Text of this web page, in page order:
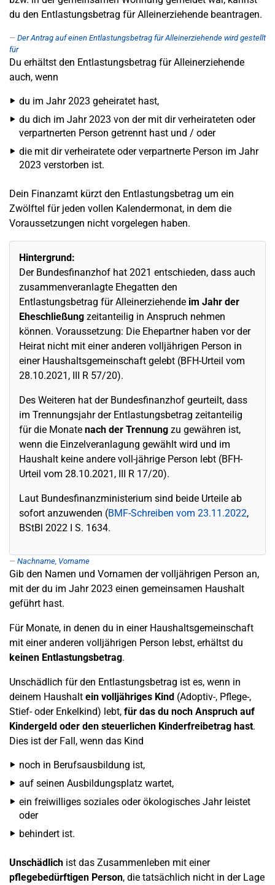
du den Entlastungsbetrag für Alleinerziehende beantragen.
Der Antrag auf einen Entlastungsbetrag für Alleinerziehende wird gestellt
für
Du erhältst den Entlastungsbetrag für Alleinerziehende
auch, wenn
du im Jahr 2023 geheiratet hast,
du dich im Jahr 2023 von der mit dir verheirateten oder
verpartnerten Person getrennt hast und / oder
die mit dir verheiratete oder verpartnerte Person im Jahr
2023 verstorben ist.
Dein Finanzamt kürzt den Entlastungsbetrag um ein
Zwölftel für jeden vollen Kalendermonat, in dem die
Voraussetzungen nicht vorgelegen haben.
Hintergrund:
Der Bundesfinanzhof hat 2021 entschieden, dass auch
zusammenveranlagte Ehegatten den
Entlastungsbetrag für Alleinerziehende im Jahr der
Eheschließung zeitanteilig in Anspruch nehmen
können. Voraussetzung: Die Ehepartner haben vor der
Heirat nicht mit einer anderen volljährigen Person in
einer Haushaltsgemeinschaft gelebt (BFH-Urteil vom
28.10.2021, III R 57/20).
Des Weiteren hat der Bundesfinanzhof geurteilt, dass
im Trennungsjahr der Entlastungsbetrag zeitanteilig
für die Monate nach der Trennung zu gewähren ist,
wenn die Einzelveranlagung gewählt wird und im
Haushalt keine andere voll-jährige Person lebt (BFH-
Urteil vom 28.10.2021, III R 17/20).
Laut Bundesfinanzministerium sind beide Urteile ab
sofort anzuwenden (BMF-Schreiben vom 23.11.2022,
BStBl 2022 I S. 1634.
Nachname, Vorname
Gib den Namen und Vornamen der volljährigen Person an,
mit der du im Jahr 2023 einen gemeinsamen Haushalt
geführt hast.
Für Monate, in denen du in einer Haushaltsgemeinschaft
mit einer anderen volljährigen Person lebst, erhältst du
keinen Entlastungsbetrag.
Unschädlich für den Entlastungsbetrag ist es, wenn in
deinem Haushalt ein volljähriges Kind (Adoptiv-, Pflege-,
Stief- oder Enkelkind) lebt, für das du noch Anspruch auf
Kindergeld oder den steuerlichen Kinderfreibetrag hast.
Dies ist der Fall, wenn das Kind
noch in Berufsausbildung ist,
auf seinen Ausbildungsplatz wartet,
ein freiwilliges soziales oder ökologisches Jahr leistet
oder
behindert ist.
Unschädlich ist das Zusammenleben mit einer
pflegebedürftigen Person, die tatsächlich nicht in der Lage